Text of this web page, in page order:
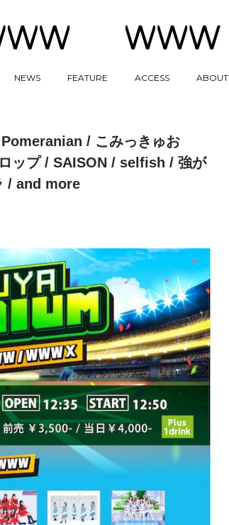
NEWS FEATURE ACCESS ABOUT
/ こみっきゅお
ップ / SAISON / selfish / 強が
/ and more